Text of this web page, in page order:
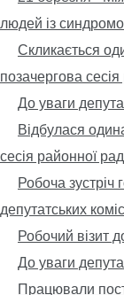
людей із
Скликається
позачергова
До уваги
Відбулася
сесія районної
Робоча зустріч
депутатських
Робочий візит
До уваги
Працювали